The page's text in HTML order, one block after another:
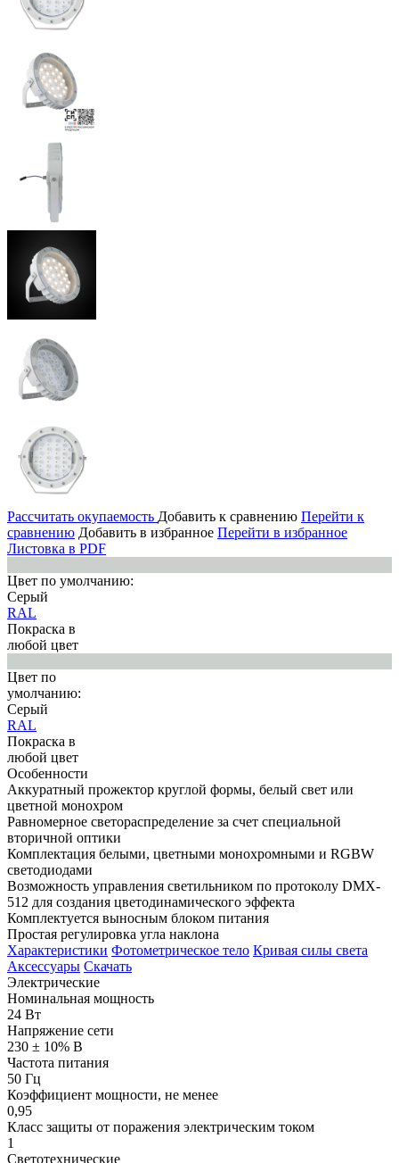
Рассчитать окупаемость Добавить к сравнению Перейти к
сравнению Добавить в избранное Перейти в избранное
Листовка в PDF
Цвет по умолчанию:
Серый
RAL
Покраска в
любой цвет
Цвет по
умолчанию:
Серый
RAL
Покраска в
любой цвет
Особенности
Аккуратный прожектор круглой формы, белый свет или
цветной монохром
Равномерное светораспределение за счет специальной
вторичной оптики
Комплектация белыми, цветными монохромными и RGBW
светодиодами
Возможность управления светильником по протоколу DMX-
512 для создания цветодинамического эффекта
Комплектуется выносным блоком питания
Простая регулировка угла наклона
Характеристики Фотометрическое тело Кривая силы света
Аксессуары Скачать
Электрические
Номинальная мощность
24 Вт
Напряжение сети
230 ± 10% В
Частота питания
50 Гц
Коэффициент мощности, не менее
0,95
Класс защиты от поражения электрическим током
1
Светотехнические